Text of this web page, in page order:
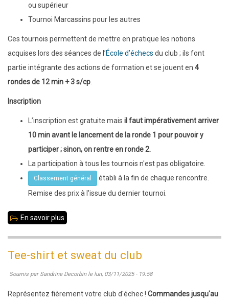
ou supérieur
Tournoi Marcassins pour les autres
Ces tournois permettent de mettre en pratique les notions
acquises lors des séances de l’École d’échecs du club ; ils font
partie intégrante des actions de formation et se jouent en 4
rondes de 12 min + 3 s/cp
Inscription
L’inscription est gratuite mais il faut impérativement arriver
10 min avant le lancement de la ronde 1 pour pouvoir y
participer ; sinon, on rentre en ronde 2.
La participation à tous les tournois n'est pas obligatoire.
Classement général
établi à la fin de chaque rencontre.
Remise des prix à l'issue du dernier tournoi.
En savoir plus
-
2026
Tee-shirt et sweat du club
Soumis par Sandrine Decorbinle lun, 03/11/2025 - 19:58
Représentez fièrement votre club d'échec ! Commandes jusqu'au